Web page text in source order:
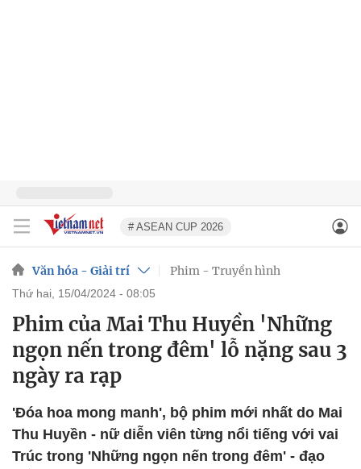
# ASEAN CUP 2026
Văn hóa - Giải trí Phim - Truyền hình
thứ hai, 15/04/2024 - 08:05
Phim của Mai Thu Huyền 'Những
ngọn nến trong đêm' lỗ nặng sau 3
ngày ra rạp
'Đóa hoa mong manh', bộ phim mới nhất do Mai
Thu Huyền - nữ diễn viên từng nổi tiếng với vai
Trúc trong 'Những ngọn nến trong đêm' - đạo